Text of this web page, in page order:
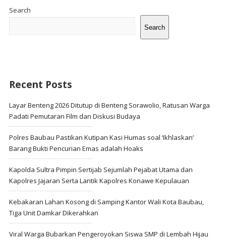
Search
Search
Recent Posts
Layar Benteng 2026 Ditutup di Benteng Sorawolio, Ratusan Warga
Padati Pemutaran Film dan Diskusi Budaya
Polres Baubau Pastikan Kutipan Kasi Humas soal ‘Ikhlaskan’
Barang Bukti Pencurian Emas adalah Hoaks
Kapolda Sultra Pimpin Sertijab Sejumlah Pejabat Utama dan
Kapolres Jajaran Serta Lantik Kapolres Konawe Kepulauan
Kebakaran Lahan Kosong di Samping Kantor Wali Kota Baubau,
Tiga Unit Damkar Dikerahkan
Viral Warga Bubarkan Pengeroyokan Siswa SMP di Lembah Hijau